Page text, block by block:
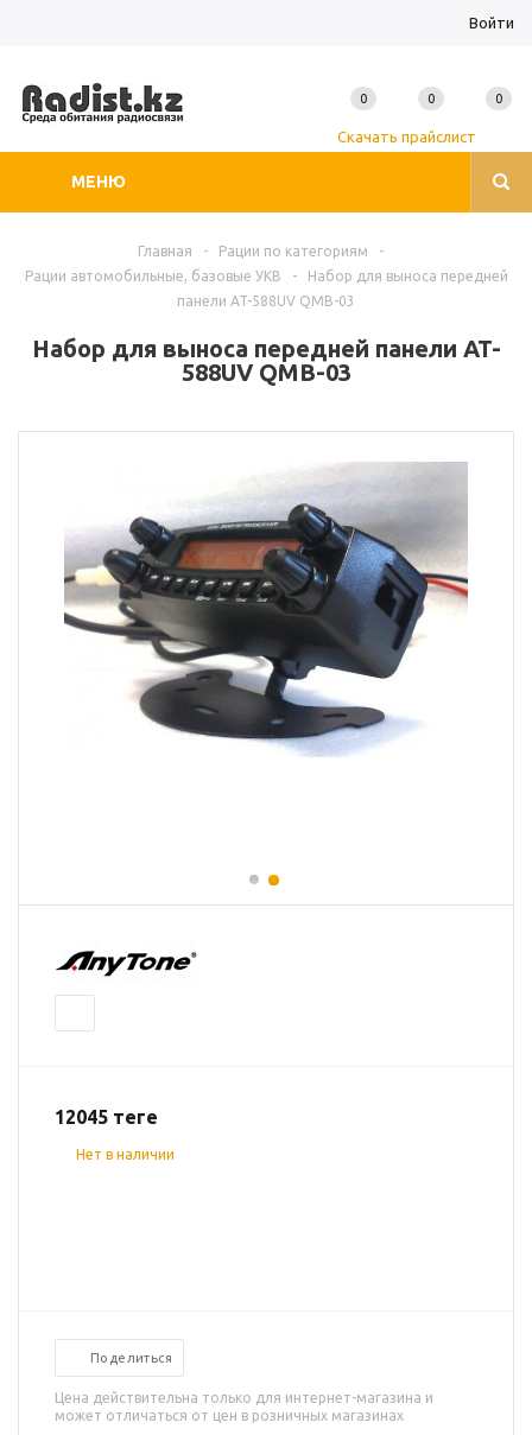
Войти
МЕНЮ
Скачать прайслист
0 0 0
Главная - Рации по категориям
-
Рации автомобильные, базовые УКВ
-
Набор для выноса передней
панели AT-588UV QMB-03
Набор для выноса передней панели AT-
588UV QMB-03
12045 теңге
Нет в наличии
Поделиться
Цена действительна только для интернет-магазина и
может отличаться от цен в розничных магазинах